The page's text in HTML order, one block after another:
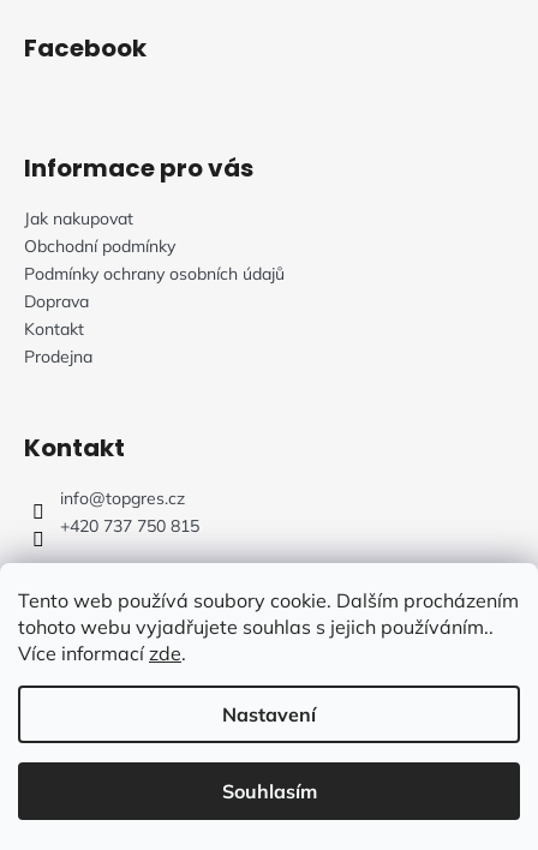
Tento web používá soubory cookie. Dalším procházením
tohoto webu vyjadřujete souhlas s jejich používáním..
Více informacízde.
Nastavení
Souhlasím
Facebook
Informace pro vás
Jak nakupovat
Obchodní podmínky
Podmínky ochrany osobních údajů
Doprava
Kontakt
Prodejna
Kontakt
info@topgres.cz
+420 737 750 815
TOPGRES.CZ. Všechna práva vyhrazena.